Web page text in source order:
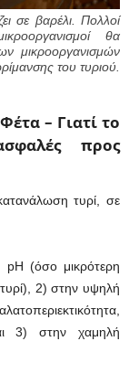
σε βαρέλι. Πολλοί
θα
μικροοργανισμών
του τυριού.
– Γιατί το
προς
τυρί, σε
pH (όσο μικρότερη
τυρί), 2) στην υψηλή
3) στην χαμηλή